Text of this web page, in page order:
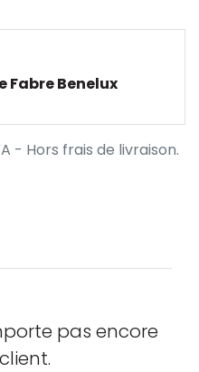
Fabre Benelux
- Hors frais de livraison.
pas encore